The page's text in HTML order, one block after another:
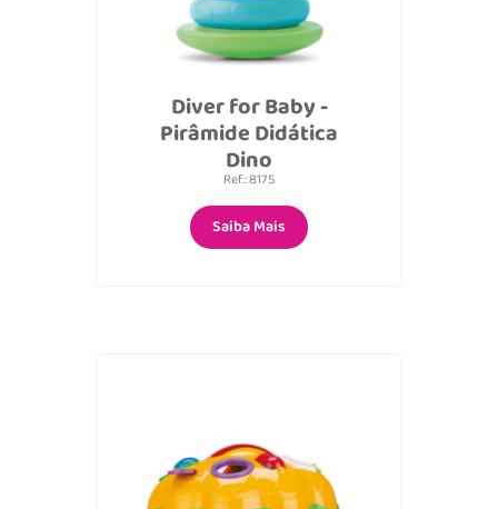
Diver for Baby -
Pirâmide Didática
Dino
Ref.: 8175
Saiba Mais